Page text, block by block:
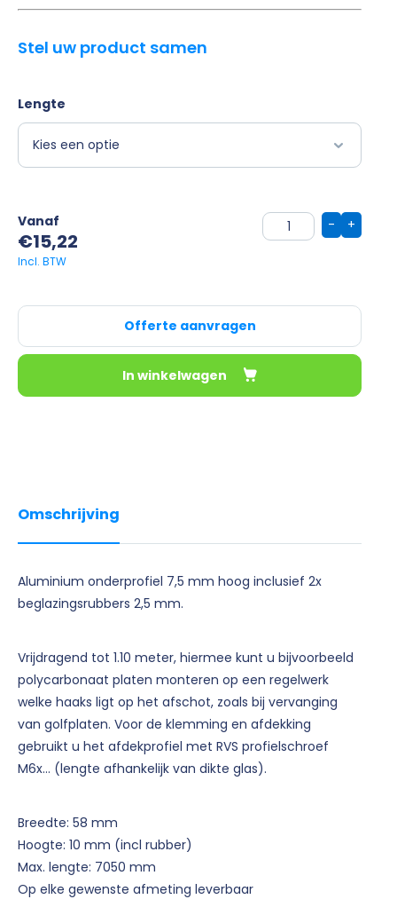
Stel uw product samen
Lengte
Vanaf
€15,22
+
-
Offerte aanvragen
In winkelwagen
Omschrijving
Aluminium onderprofiel 7,5 mm hoog inclusief 2x
beglazingsrubbers 2,5 mm.
Vrijdragend tot 1.10 meter, hiermee kunt u bijvoorbeeld
polycarbonaat platen monteren op een regelwerk
welke haaks ligt op het afschot, zoals bij vervanging
van golfplaten. Voor de klemming en afdekking
gebruikt u het afdekprofiel met RVS profielschroef
M6x… (lengte afhankelijk van dikte glas).
Breedte: 58 mm
Hoogte: 10 mm (incl rubber)
Max. lengte: 7050 mm
Op elke gewenste afmeting leverbaar